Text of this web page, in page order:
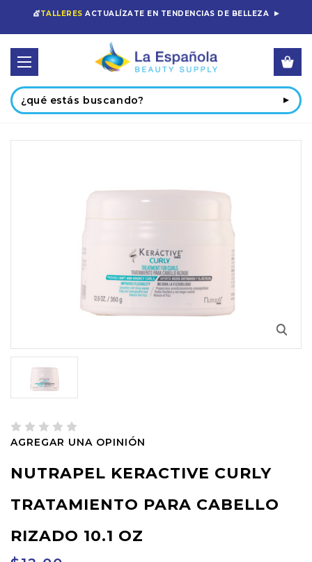
💇TALLERES ACTUALÍZATE EN TENDENCIAS DE BELLEZA
Buscar
AGREGAR UNA OPINIÓN
NUTRAPEL KERACTIVE CURLY
TRATAMIENTO PARA CABELLO
RIZADO 10.1 OZ